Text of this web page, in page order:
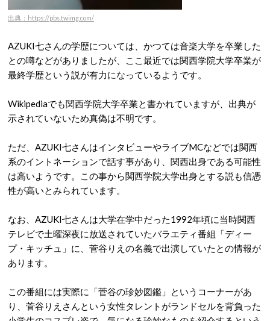
出典：https://pbs.twimg.com/
AZUKI七さんの学歴については、かつては音楽大学を卒業した
との噂などがありましたが、ここ最近では関西学院大学卒業が
最終学歴という説が有力になっているようです。
Wikipediaでも関西学院大学卒業と書かれていますが、出典が
示されていないため真偽は不明です。
ただ、AZUKI七さんはインタビューやライブMCなどでは関西
系のイントネーションで話す事があり、関西出身である可能性
は高いようです。この事から関西学院大学出身とする説も信憑
性が高いとみられています。
なお、AZUKI七さんは大学在学中だった1992年頃に当時関西
テレビで土曜深夜に放送されていたバラエティ番組「ディー
プ・キッチュ」に、菅谷りえの名義で出演していたとの情報が
あります。
この番組には実際に「菅谷の珍妙図鑑」というコーナーがあ
り、菅谷りえさんという女性タレントがランドセルを背負った